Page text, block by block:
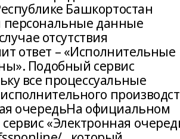
Башкортостан
персональные данные
отсутствия
ответ – «Исполнительные
Подобный сервис
все процессуальные
очередьНа официальном
«Электронная